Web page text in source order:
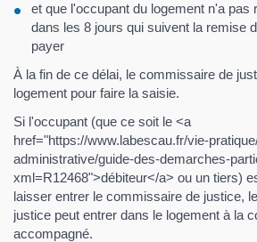
et que l'occupant du logement n'a pas
dans les 8 jours qui suivent la remise
payer
À la fin de ce délai, le commissaire de
logement pour faire la saisie.
Si l'occupant (que ce soit le <a
href="https://www.labescau.fr/vie-
administrative/guide-des-demarches-
xml=R12468">débiteur</a> ou un tiers)
laisser entrer le commissaire de justice,
justice peut entrer dans le logement à la
accompagné.